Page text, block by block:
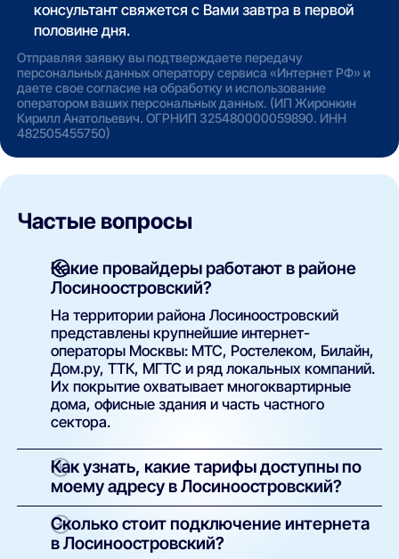
консультант свяжется с Вами завтра в первой
половине дня.
Отправляя заявку вы подтверждаете передачу
персональных данных оператору сервиса «Интернет РФ» и
даете свое согласие на обработку и использование
оператором ваших персональных данных. (ИП Жиронкин
Кирилл Анатольевич. ОГРНИП 325480000059890. ИНН
482505455750)
Частые вопросы
Какие провайдеры работают в районе
Лосиноостровский?
На территории района Лосиноостровский
представлены крупнейшие интернет-
операторы Москвы: МТС, Ростелеком, Билайн,
Дом.ру, ТТК, МГТС и ряд локальных компаний.
Их покрытие охватывает многоквартирные
дома, офисные здания и часть частного
сектора.
Как узнать, какие тарифы доступны по
моему адресу в Лосиноостровский?
Просто введите точный адрес (улицу и номер
дома) в поиске на нашем сайте. Система
покажет полный список доступных интернет-
Сколько стоит подключение интернета
в Лосиноостровский?